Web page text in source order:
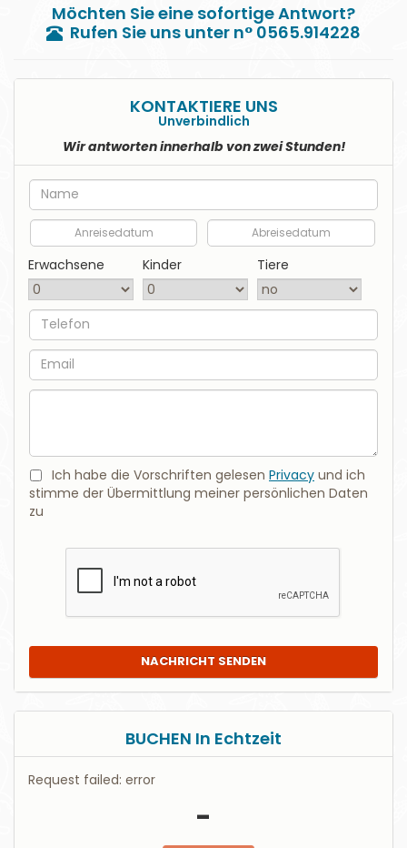
Möchten Sie eine sofortige Antwort?
Rufen Sie uns unter n° 0565.914228
KONTAKTIERE UNS
Unverbindlich
Wir antworten innerhalb von zwei Stunden!
Nome
Anreisedatum
Abreisedatum
Erwachsene
Kinder Tiere
Telefon
EMail
Nachricht
Ich habe die Vorschriften gelesen Privacy und ich
stimme der Übermittlung meiner persönlichen Daten
zu
NACHRICHT SENDEN
BUCHEN In Echtzeit
Request failed: error
-